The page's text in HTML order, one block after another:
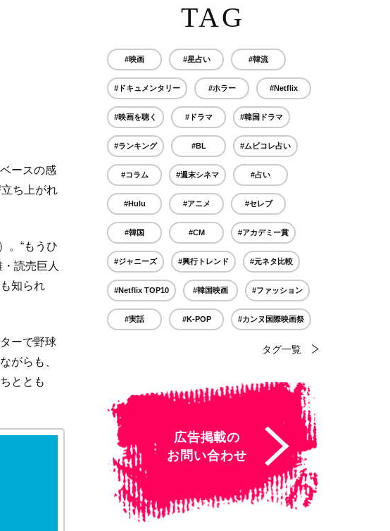
ースの感
ち上がれ
。“もうひ
読売巨人
知られ
ーで野球
がらも、
ととも
TAG
#映画 #星占い #韓流
#ドキュメンタリー #ホラー #Netflix
#映画を聴く #ドラマ #韓国ドラマ
#ランキング #BL #ムビコレ占い
#コラム #週末シネマ #占い
#Hulu #アニメ #セレブ
#韓国 #CM #アカデミー賞
#ジャニーズ #興行トレンド #元ネタ比較
#Netflix TOP10 #韓国映画 #ファッション
#実話 #K-POP #カンヌ国際映画祭
タグ一覧
広告掲載の
お問い合わせ